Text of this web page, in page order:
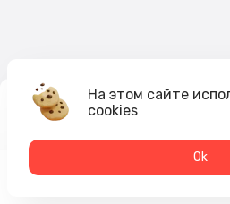
955₽
1 103 ₽
На этом сайте
cookies
Оk